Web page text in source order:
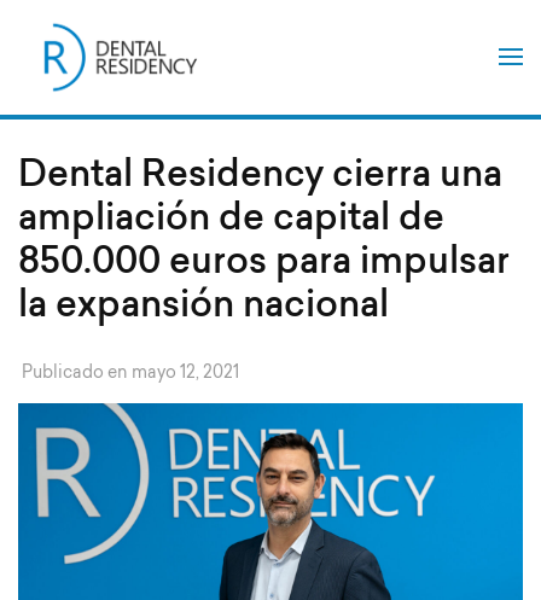
contenido
(presiona
Intro)
Dental Residency cierra una
ampliación de capital de
850.000 euros para impulsar
la expansión nacional
Publicado en mayo 12, 2021